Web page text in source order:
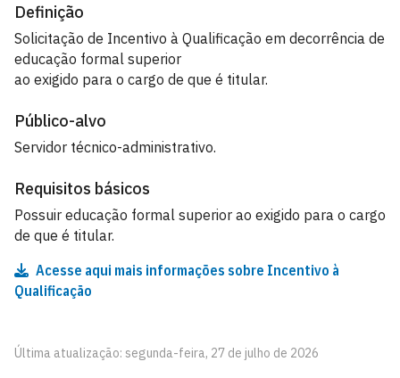
Definição
Solicitação de Incentivo à Qualificação em decorrência de
educação formal superior
ao exigido para o cargo de que é titular.
Público-alvo
Servidor técnico-administrativo.
Requisitos básicos
Possuir educação formal superior ao exigido para o cargo
de que é titular.
Acesse aqui mais informações sobre Incentivo à
Qualificação
Última atualização: segunda-feira, 27 de julho de 2026